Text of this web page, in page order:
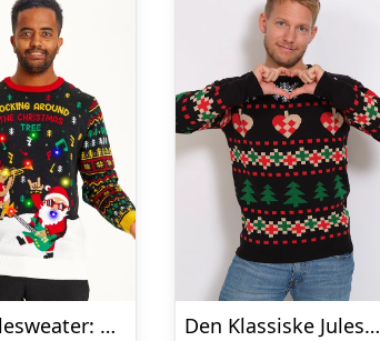
Årets julesweater: Rocking Around The Christmas Tree – herre / mænd. Ugly Christmas Sweater lavet i Danmark
Den Klassiske Julesweater Sort – herre / mænd